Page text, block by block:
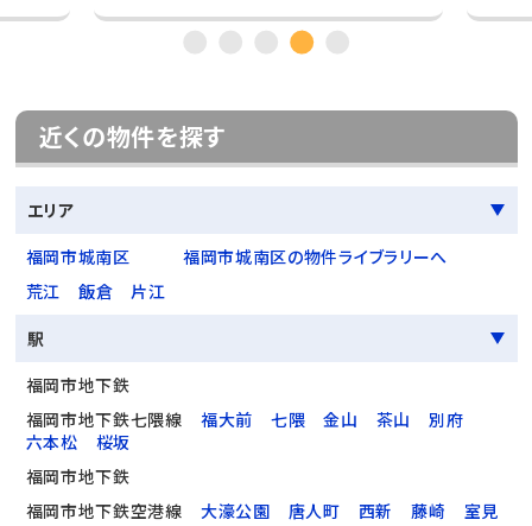
近くの物件を探す
エリア
福岡市城南区
福岡市城南区の物件ライブラリーへ
荒江
飯倉
片江
駅
福岡市地下鉄
福岡市地下鉄七隈線
福大前 七隈 金山 茶山
別府
六本松
桜坂
福岡市地下鉄
福岡市地下鉄空港線
大濠公園 唐人町 西新 藤崎 室見